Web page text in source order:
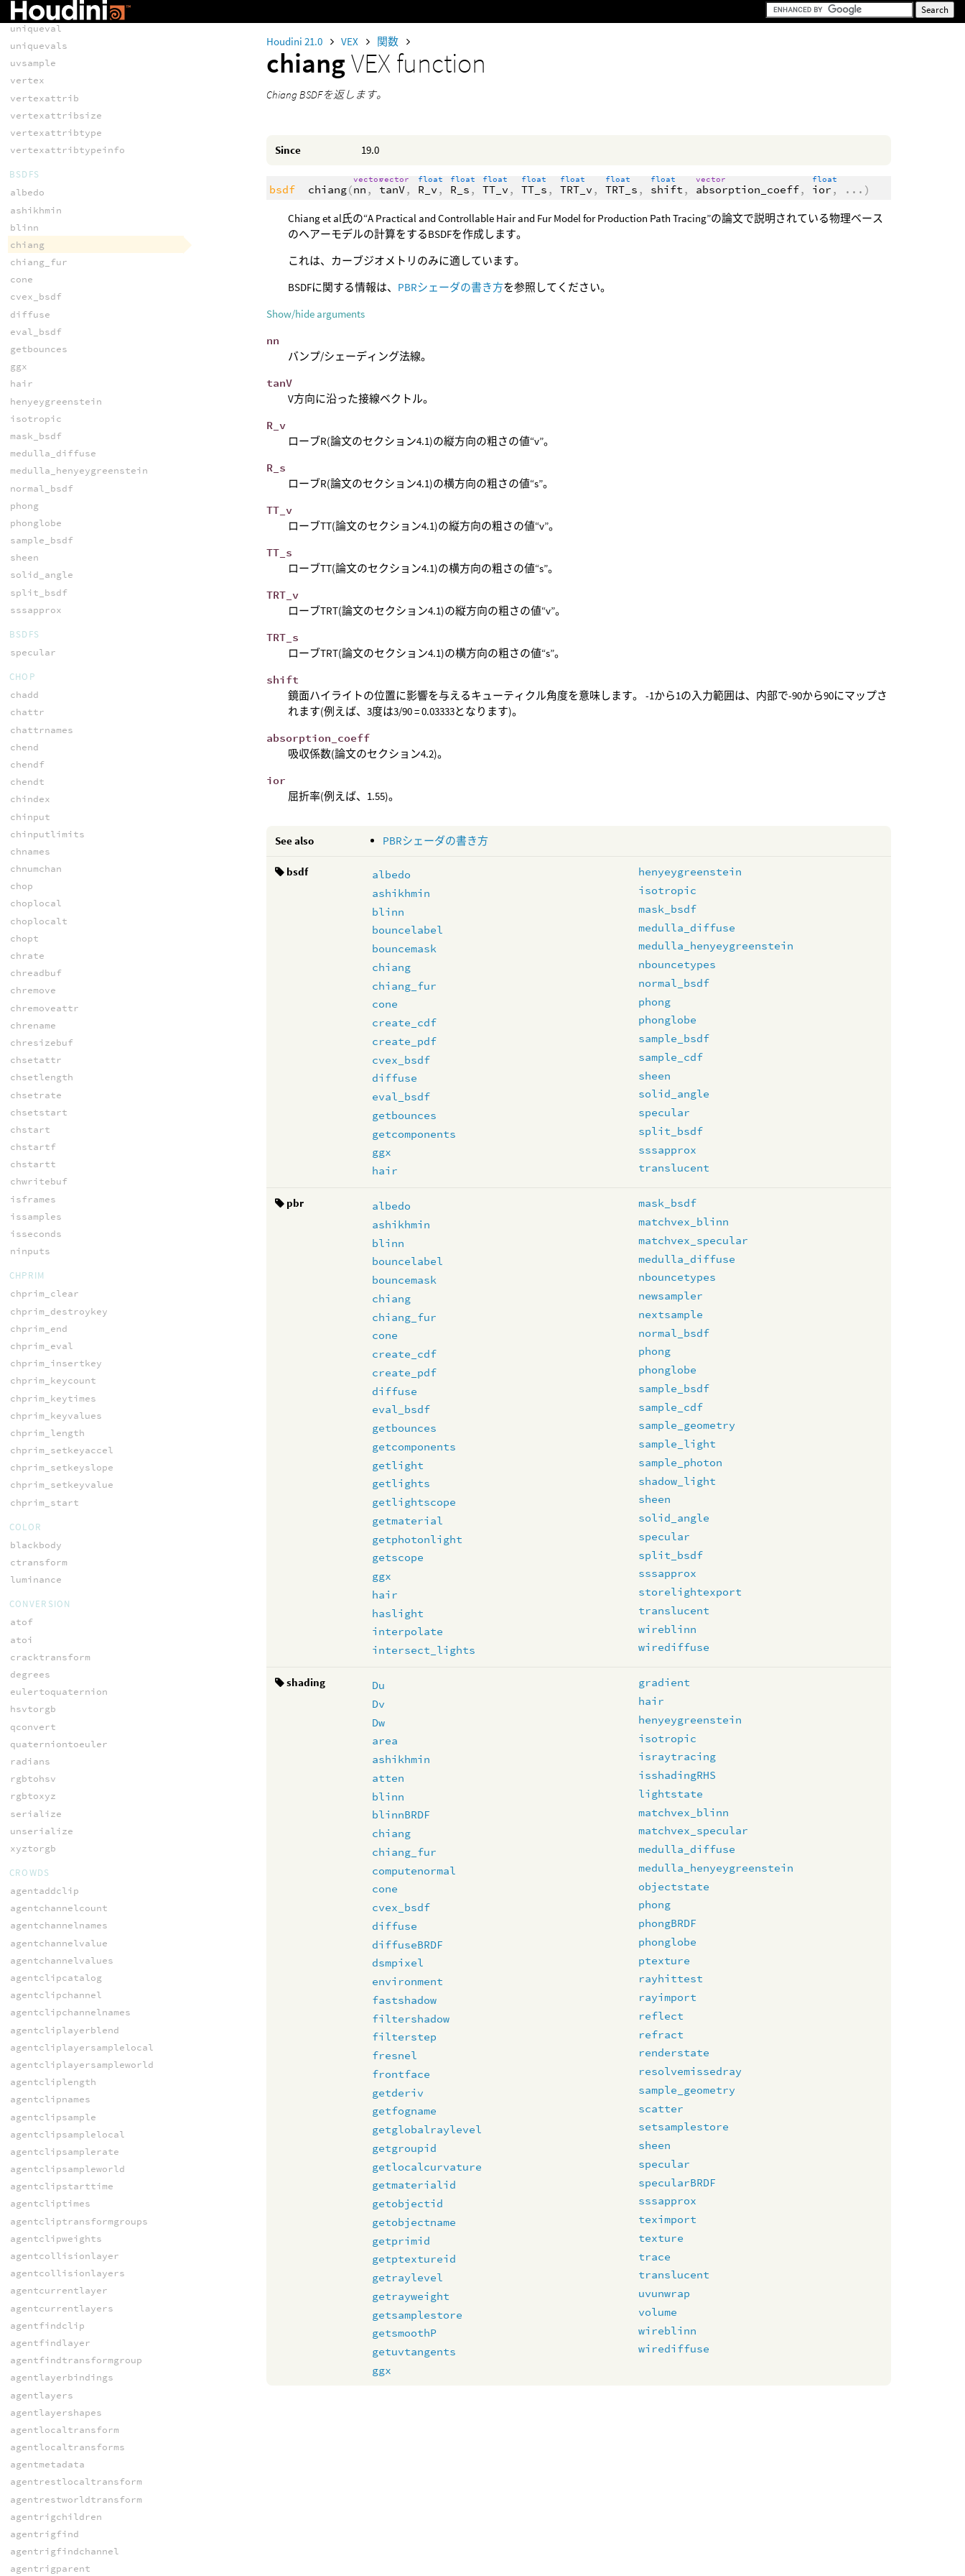
Houdini 21.0 VEX 関数
chiangVEX function
Chiang BSDFを返します。
Since 19.0
bsdf chiang(
vector
nn ,
vector
tanV,
float
R_v ,
float
R_s ,
float
TT_v ,
float
TT_s ,
float
TRT_v ,
float
TRT_s ,
float
shift ,
vector
absorption_coeff,
float
ior , ... )
Chiang et al氏の“A Practical and Controllable Hair and Fur Model for Production Path Tracing”の論文で説明されている物理ベース
のヘアーモデルの計算をするBSDFを作成します。
これは、カーブジオメトリのみに適しています。
BSDFに関する情報は、 PBRシェーダの書き方を参照してください。
Show/hide arguments
nn
バンプ/シェーディング法線。
tanV
V方向に沿った接線ベクトル。
R_v
ローブR(論文のセクション4.1)の縦方向の粗さの値“v”。
R_s
ローブR(論文のセクション4.1)の横方向の粗さの値“s”。
TT_v
ローブTT(論文のセクション4.1)の縦方向の粗さの値“v”。
TT_s
ローブTT(論文のセクション4.1)の横方向の粗さの値“s”。
TRT_v
ローブTRT(論文のセクション4.1)の縦方向の粗さの値“v”。
TRT_s
ローブTRT(論文のセクション4.1)の横方向の粗さの値“s”。
shift
鏡面ハイライトの位置に影響を与えるキューティクル角度を意味します。 -1から1の入力範囲は、内部で-90から90にマップさ
れます(例えば、3度は3/90 = 0.03333となります)。
absorption_coeff
吸収係数(論文のセクション4.2)。
ior
屈折率(例えば、1.55)。
See also PBRシェーダの書き方
bsdf
albedo
ashikhmin
blinn
bouncelabel
bouncemask
chiang
chiang_fur
cone
create_cdf
create_pdf
cvex_bsdf
diffuse
eval_bsdf
getbounces
getcomponents
ggx
hair
henyeygreenstein
isotropic
mask_bsdf
medulla_diffuse
medulla_henyeygreenstein
nbouncetypes
normal_bsdf
phong
phonglobe
sample_bsdf
sample_cdf
sheen
solid_angle
specular
split_bsdf
sssapprox
translucent
pbr
albedo
ashikhmin
blinn
bouncelabel
bouncemask
chiang
chiang_fur
cone
create_cdf
create_pdf
diffuse
eval_bsdf
getbounces
getcomponents
getlight
getlights
getlightscope
getmaterial
getphotonlight
getscope
ggx
hair
haslight
interpolate
intersect_lights
mask_bsdf
matchvex_blinn
matchvex_specular
medulla_diffuse
nbouncetypes
newsampler
nextsample
normal_bsdf
phong
phonglobe
sample_bsdf
sample_cdf
sample_geometry
sample_light
sample_photon
shadow_light
sheen
solid_angle
specular
split_bsdf
sssapprox
storelightexport
translucent
wireblinn
wirediffuse
shading
Du
Dv
Dw
area
ashikhmin
atten
blinn
blinnBRDF
chiang
chiang_fur
computenormal
cone
cvex_bsdf
diffuse
diffuseBRDF
dsmpixel
environment
fastshadow
filtershadow
filterstep
fresnel
frontface
getderiv
getfogname
getglobalraylevel
getgroupid
getlocalcurvature
getmaterialid
getobjectid
getobjectname
getprimid
getptextureid
getraylevel
getrayweight
getsamplestore
getsmoothP
getuvtangents
ggx
gradient
hair
henyeygreenstein
isotropic
israytracing
isshadingRHS
lightstate
matchvex_blinn
matchvex_specular
medulla_diffuse
medulla_henyeygreenstein
objectstate
phong
phongBRDF
phonglobe
ptexture
rayhittest
rayimport
reflect
refract
renderstate
resolvemissedray
sample_geometry
scatter
setsamplestore
sheen
specular
specularBRDF
sssapprox
teximport
texture
trace
translucent
uvunwrap
volume
wireblinn
wirediffuse
setvertexattrib
uniqueval
uniquevals
uvsample
vertex
vertexattrib
vertexattribsize
vertexattribtype
vertexattribtypeinfo
BSDFS
albedo
ashikhmin
blinn
chiang
chiang_fur
cone
cvex_bsdf
diffuse
eval_bsdf
getbounces
ggx
hair
henyeygreenstein
isotropic
mask_bsdf
medulla_diffuse
medulla_henyeygreenstein
normal_bsdf
phong
phonglobe
sample_bsdf
sheen
solid_angle
split_bsdf
sssapprox
BSDFS
specular
CHOP
chadd
chattr
chattrnames
chend
chendf
chendt
chindex
chinput
chinputlimits
chnames
chnumchan
chop
choplocal
choplocalt
chopt
chrate
chreadbuf
chremove
chremoveattr
chrename
chresizebuf
chsetattr
chsetlength
chsetrate
chsetstart
chstart
chstartf
chstartt
chwritebuf
isframes
issamples
isseconds
ninputs
CHPRIM
chprim_clear
chprim_destroykey
chprim_end
chprim_eval
chprim_insertkey
chprim_keycount
chprim_keytimes
chprim_keyvalues
chprim_length
chprim_setkeyaccel
chprim_setkeyslope
chprim_setkeyvalue
chprim_start
COLOR
blackbody
ctransform
luminance
CONVERSION
atof
atoi
cracktransform
degrees
eulertoquaternion
hsvtorgb
qconvert
quaterniontoeuler
radians
rgbtohsv
rgbtoxyz
serialize
unserialize
xyztorgb
CROWDS
agentaddclip
agentchannelcount
agentchannelnames
agentchannelvalue
agentchannelvalues
agentclipcatalog
agentclipchannel
agentclipchannelnames
agentcliplayerblend
agentcliplayersamplelocal
agentcliplayersampleworld
agentcliplength
agentclipnames
agentclipsample
agentclipsamplelocal
agentclipsamplerate
agentclipsampleworld
agentclipstarttime
agentcliptimes
agentcliptransformgroups
agentclipweights
agentcollisionlayer
agentcollisionlayers
agentcurrentlayer
agentcurrentlayers
agentfindclip
agentfindlayer
agentfindtransformgroup
agentlayerbindings
agentlayers
agentlayershapes
agentlocaltransform
agentlocaltransforms
agentmetadata
agentrestlocaltransform
agentrestworldtransform
agentrigchildren
agentrigfind
agentrigfindchannel
agentrigparent